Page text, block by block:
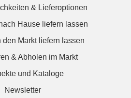
& Lieferoptionen
Hause liefern lassen
den Markt liefern lassen
& Abholen im Markt
und Kataloge
Newsletter